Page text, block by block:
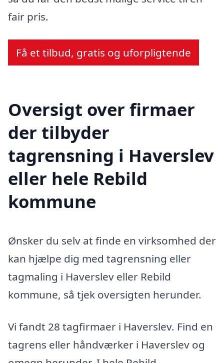
fair pris.
Få et tilbud, gratis og uforpligtende
Oversigt over firmaer
der tilbyder
tagrensning i Haverslev
eller hele Rebild
kommune
Ønsker du selv at finde en virksomhed der
kan hjælpe dig med tagrensning eller
tagmaling i Haverslev eller Rebild
kommune, så tjek oversigten herunder.
Vi fandt 28 tagfirmaer i Haverslev. Find en
tagrens eller håndværker i Haverslev og